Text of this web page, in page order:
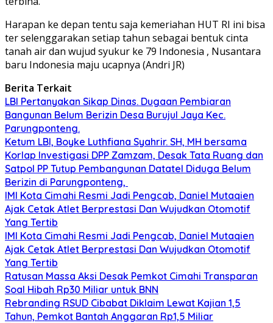
Harapan ke depan tentu saja kemeriahan HUT RI ini bisa
ter selenggarakan setiap tahun sebagai bentuk cinta
tanah air dan wujud syukur ke 79 Indonesia , Nusantara
baru Indonesia maju ucapnya (Andri JR)
Berita Terkait
LBI Pertanyakan Sikap Dinas. Dugaan Pembiaran
Bangunan Belum Berizin Desa Burujul Jaya Kec.
Parungponteng.
Ketum LBI, Boyke Luthfiana Syahrir. SH, MH bersama
Korlap Investigasi DPP Zamzam, Desak Tata Ruang dan
Satpol PP Tutup Pembangunan Datatel Diduga Belum
Berizin di Parungponteng,
IMI Kota Cimahi Resmi Jadi Pengcab, Daniel Mutaqien
Ajak Cetak Atlet Berprestasi Dan Wujudkan Otomotif
Yang Tertib
IMI Kota Cimahi Resmi Jadi Pengcab, Daniel Mutaqien
Ajak Cetak Atlet Berprestasi Dan Wujudkan Otomotif
Yang Tertib
Ratusan Massa Aksi Desak Pemkot Cimahi Transparan
Soal Hibah Rp30 Miliar untuk BNN
Rebranding RSUD Cibabat Diklaim Lewat Kajian 1,5
Tahun, Pemkot Bantah Anggaran Rp1,5 Miliar